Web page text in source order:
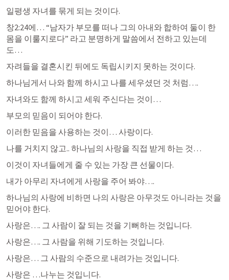
일평생 자녀를 묶게 되는 것이다.
창2:24에… “남자가 부모를 떠나 그의 아내와 합하여 둘이 한
몸을 이룰지로다” 라고 분명하게 말씀에서 전하고 있는데
도…
자려들을 결혼시킨 뒤에도 독립시키지 못하는 것이다.
하나님게서 나와 함께 하시고 나를 세우셨던 것 처럼….
자녀와도 함께 하시고 세워 주신다는 것이…
부모의 믿음이 되어야 한다.
이러한 믿음을 사용하는 것이… 사랑이다.
나를 거치지 않고.. 하나님의 사랑을 직접 받게 하는 것…
이것이 자녀들에게 줄 수 있는 가장 큰 선물이다.
내가 아무리 자녀에게 사랑을 주어 봐야….
하나님의 사랑에 비하면 나의 사랑은 아무것도 아니라는 것을
믿어야 한다.
사랑은…. 그 사람이 잘 되는 것을 기뻐하는 것입니다.
사랑은…. 그 사람을 위해 기도하는 것입니다.
사랑은… 그 사람의 수준으로 내려가는 것입니다.
사랑은 …나누는 것입니다.